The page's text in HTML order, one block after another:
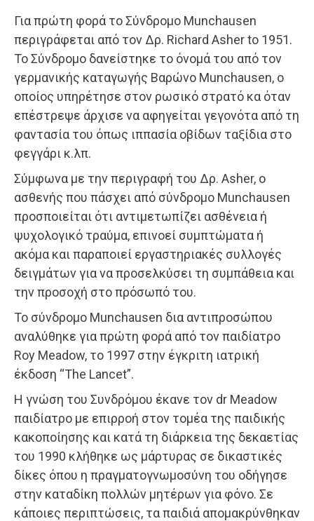
Για πρώτη φορά το Σύνδρομο Munchausen
περιγράφεται από τον Δρ. Richard Asher to 1951.
Το Σύνδρομο δανείστηκε το όνομά του από τον
γερμανικής καταγωγής Βαρώνο Munchausen, ο
οποίος υπηρέτησε στον ρωσικό στρατό κα όταν
επέστρεψε άρχισε να αφηγείται γεγονότα από τη
φαντασία του όπως ιππασία οβίδων ταξίδια στο
φεγγάρι κ.λπ.
Σύμφωνα με την περιγραφή του Δρ. Asher, ο
ασθενής που πάσχει από σύνδρομο Munchausen
προσποιείται ότι αντιμετωπίζει ασθένεια ή
ψυχολογικό τραύμα, επινοεί συμπτώματα ή
ακόμα και παραποιεί εργαστηριακές συλλογές
δειγμάτων για να προσελκύσει τη συμπάθεια και
την προσοχή στο πρόσωπό του.
Το σύνδρομο Munchausen δια αντιπροσώπου
αναλύθηκε για πρώτη φορά από τον παιδίατρο
Roy Meadow, το 1997 στην έγκριτη ιατρική
έκδοση “The Lancet”.
Η γνώση του Συνδρόμου έκανε τον dr Meadow
παιδίατρο με επιρροή στον τομέα της παιδικής
κακοποίησης και κατά τη διάρκεια της δεκαετίας
του 1990 κλήθηκε ως μάρτυρας σε δικαστικές
δίκες όπου η πραγματογνωμοσύνη του οδήγησε
στην καταδίκη πολλών μητέρων για φόνο. Σε
κάποιες περιπτώσεις, τα παιδιά απομακρύνθηκαν